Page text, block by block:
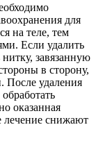
для
на теле, тем
Если удалить
завязанную
в сторону,
После удаления
оказанная
лечение снижают